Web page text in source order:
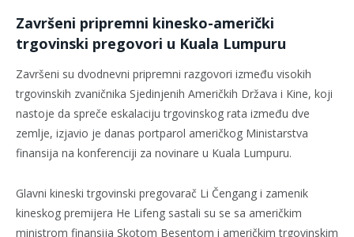
Završeni pripremni kinesko-američki
trgovinski pregovori u Kuala Lumpuru
Završeni su dvodnevni pripremni razgovori između visokih
trgovinskih zvaničnika Sjedinjenih Američkih Država i Kine, koji
nastoje da spreče eskalaciju trgovinskog rata između dve
zemlje, izjavio je danas portparol američkog Ministarstva
finansija na konferenciji za novinare u Kuala Lumpuru.
Glavni kineski trgovinski pregovarač Li Čengang i zamenik
kineskog premijera He Lifeng sastali su se sa američkim
ministrom finansija Skotom Besentom i američkim trgovinskim